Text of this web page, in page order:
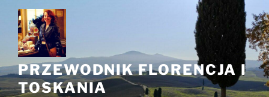
Przejdź
treści
PRZEWODNIK FLORENCJA I
TOSKANIA